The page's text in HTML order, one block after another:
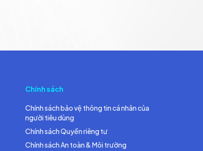
Chính sách
Chính sách bảo vệ thông tin cá nhân của
người tiêu dùng
Chính sách Quyền riêng tư
Chính sách An toàn & Môi trường